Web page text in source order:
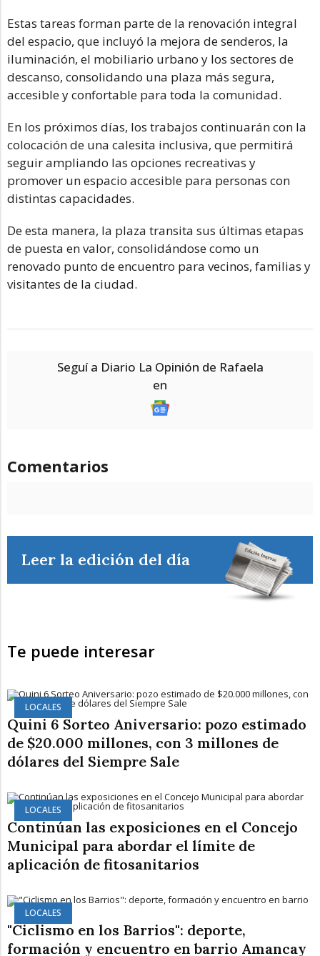
Estas tareas forman parte de la renovación integral
del espacio, que incluyó la mejora de senderos, la
iluminación, el mobiliario urbano y los sectores de
descanso, consolidando una plaza más segura,
accesible y confortable para toda la comunidad.
En los próximos días, los trabajos continuarán con la
colocación de una calesita inclusiva, que permitirá
seguir ampliando las opciones recreativas y
promover un espacio accesible para personas con
distintas capacidades.
De esta manera, la plaza transita sus últimas etapas
de puesta en valor, consolidándose como un
renovado punto de encuentro para vecinos, familias y
visitantes de la ciudad.
Seguí a Diario La Opinión de Rafaela
en
Comentarios
Leer la edición del día
Te puede interesar
LOCALES
Quini 6 Sorteo Aniversario: pozo estimado
de $20.000 millones, con 3 millones de
dólares del Siempre Sale
LOCALES
Continúan las exposiciones en el Concejo
Municipal para abordar el límite de
aplicación de fitosanitarios
LOCALES
"Ciclismo en los Barrios": deporte,
formación y encuentro en barrio Amancay